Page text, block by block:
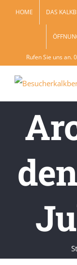
HOME DAS
Rufen Sie uns an.